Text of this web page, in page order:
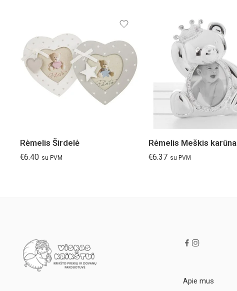
Rėmelis Širdelė
€6.40 su PVM
Rėmelis Meškis karūna
€6.37 su PVM
Apie mus